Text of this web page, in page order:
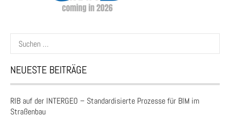
Suchen
nach:
NEUESTE BEITRÄGE
RIB auf der INTERGEO – Standardisierte Prozesse für BIM im
Straßenbau